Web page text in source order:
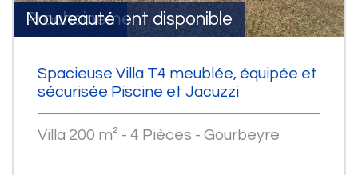
Prochainement disponible
Nouveauté
Spacieuse Villa T4 meublée, équipée et
sécurisée Piscine et Jacuzzi
Villa 200 m² - 4 Pièces - Gourbeyre